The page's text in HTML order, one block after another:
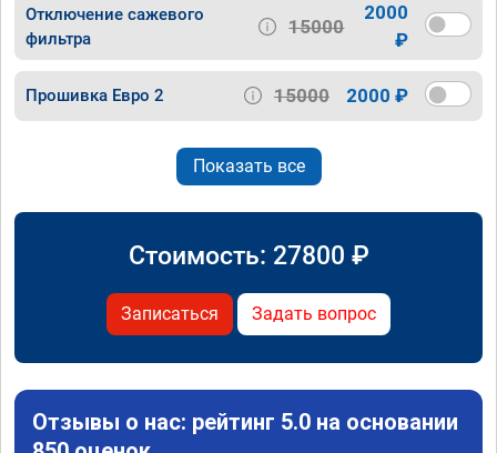
Отключение сажевого
фильтра
15000
2000
₽
Прошивка Евро 2 15000 2000 ₽
Показать все
Стоимость: 27800 ₽
Записаться Задать вопрос
Отзывы о нас: рейтинг 5.0 на основании